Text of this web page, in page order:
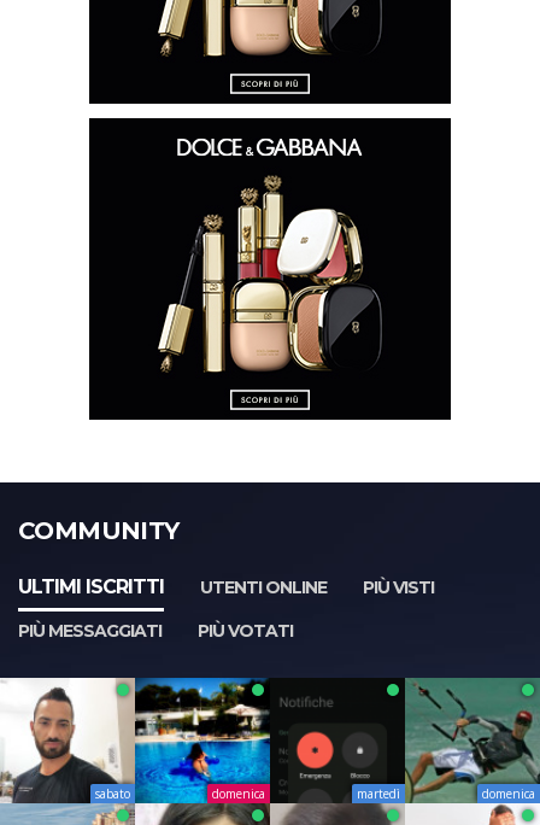
COMMUNITY
ULTIMI ISCRITTI UTENTI ONLINE
PIÙ VISTI
PIÙ MESSAGGIATI
PIÙ VOTATI
sabato domenica martedì domenica